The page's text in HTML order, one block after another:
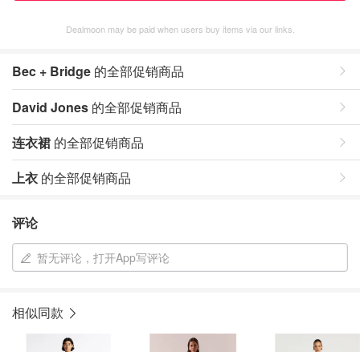
Dealmoon may be paid when users buy items via our links.
Bec + Bridge 的全部促销商品
David Jones 的全部促销商品
连衣裙 的全部促销商品
上衣 的全部促销商品
评论
暂无评论，打开App写评论
相似同款